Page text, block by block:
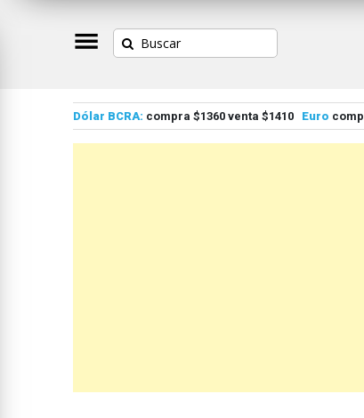
Dólar BCRA: compra $1360 venta $1410 Euro